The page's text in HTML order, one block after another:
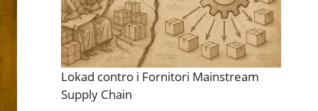
Lokad contro i Fornitori Mainstream
Supply Chain